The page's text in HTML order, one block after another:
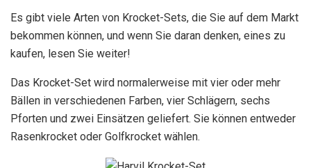
Es gibt viele Arten von Krocket-Sets, die Sie auf dem Markt
bekommen können, und wenn Sie daran denken, eines zu
kaufen, lesen Sie weiter!
Das Krocket-Set wird normalerweise mit vier oder mehr
Bällen in verschiedenen Farben, vier Schlägern, sechs
Pforten und zwei Einsätzen geliefert. Sie können entweder
Rasenkrocket oder Golfkrocket wählen.